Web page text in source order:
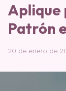
Aplique
Patrón
20 de enero de